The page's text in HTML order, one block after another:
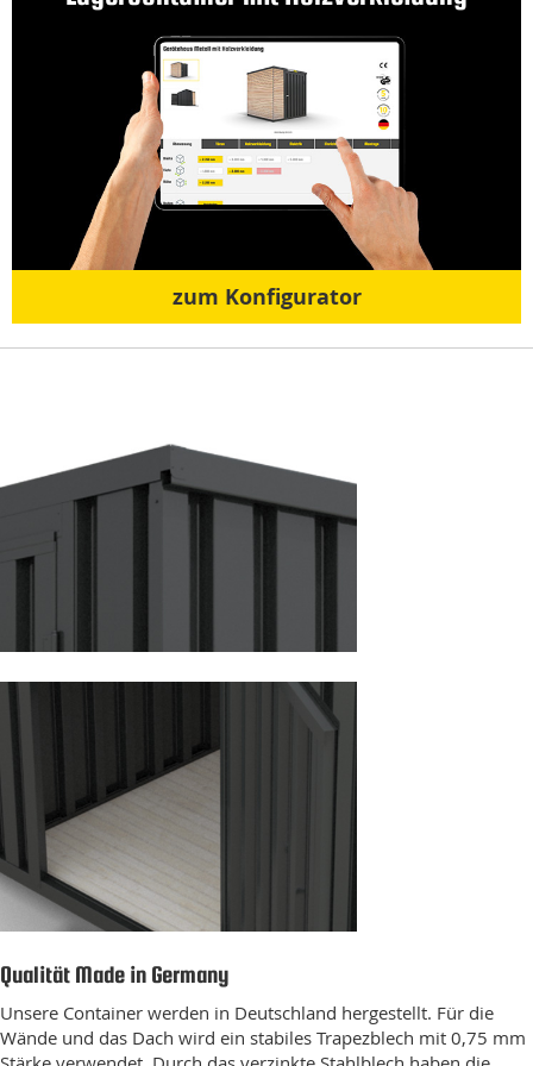
zum Konfigurator
Qualität Made in Germany
Unsere Container werden in Deutschland hergestellt. Für die
Wände und das Dach wird ein stabiles Trapezblech mit 0,75 mm